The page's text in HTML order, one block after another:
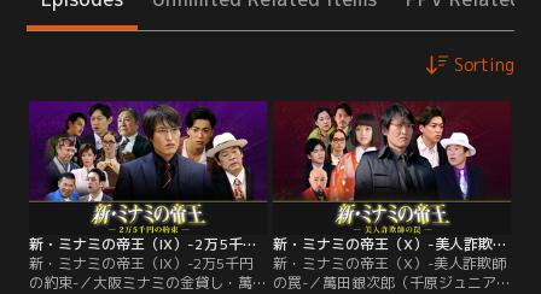
Sorting
新・ミナミの帝王（IX）-2万5千円の約束-
新・ミナミの帝王（IX）-2万5千円
の約束-／大阪ミナミの金貸し・萬田
新・ミナミの帝王（X）-美人詐欺師の罠-
新・ミナミの帝王（X）-美人詐欺師
の罠-／萬田銀次郎（千原ジュニア）